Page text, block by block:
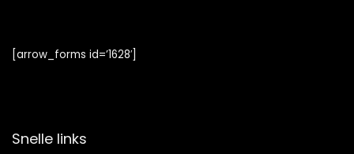
[arrow_forms id=’1628′]
Snelle links